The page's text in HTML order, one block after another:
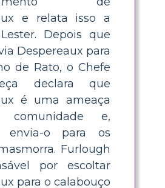
e relata isso a
Depois que
Despereaux para
de Rato, o Chefe
declara que
é uma ameaça
e,
envia-o para os
Furlough
por escoltar
para o calabouço